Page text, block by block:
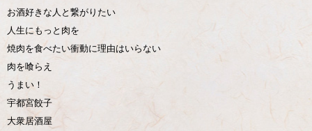
お酒好きな人と繋がりたい
人生にもっと肉を
焼肉を食べたい衝動に理由はいらない
肉を喰らえ
うまい！
宇都宮餃子
大衆居酒屋